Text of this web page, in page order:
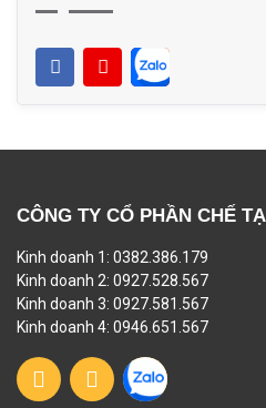
CÔNG TY CỔ PHẦN CHẾ
Kinh doanh 1: 0382.386.179
Kinh doanh 2: 0927.528.567
Kinh doanh 3: 0927.581.567
Kinh doanh 4: 0946.651.567